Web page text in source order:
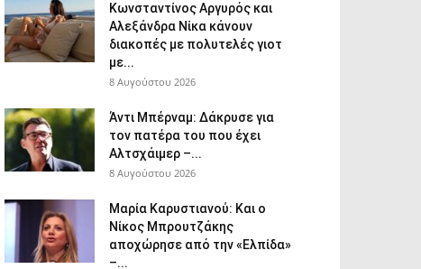
Κωνσταντίνος Αργυρός και
Αλεξάνδρα Νίκα κάνουν
διακοπές με πολυτελές γιοτ
με...
8 Αυγούστου 2026
Άντι Μπέρναμ: Δάκρυσε για
τον πατέρα του που έχει
Αλτσχάιμερ –...
8 Αυγούστου 2026
Μαρία Καρυστιανού: Και ο
Νίκος Μπρουτζάκης
αποχώρησε από την «Ελπίδα»
–...